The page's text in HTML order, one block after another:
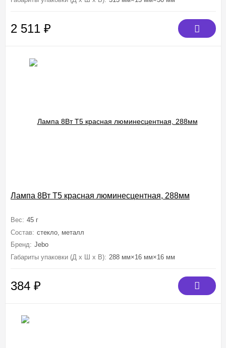
2 511 ₽
Лампа 8Вт T5 красная люминесцентная, 288мм
Вес: 45 г
Состав: стекло, металл
Бренд: Jebo
Габариты упаковки (Д х Ш х В): 288 мм×16 мм×16 мм
384 ₽